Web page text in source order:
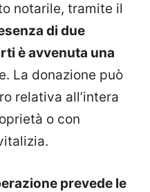
notarile, tramite il
di due
è avvenuta una
e. La donazione può
relativa all’intera
o con
prevede le